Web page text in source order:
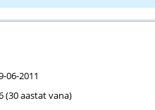
06-2011
(30 aastat vana)